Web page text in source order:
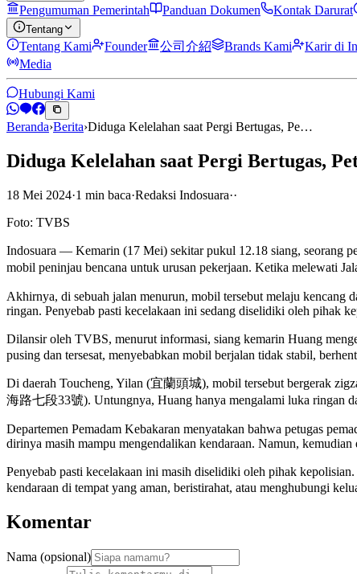
Pengumuman Pemerintah Panduan Dokumen Kontak Darurat
Tentang
Tentang Kami Founder 公司介紹 Brands Kami Karir di
Media
Hubungi Kami
Beranda›Berita›Diduga Kelelahan saat Pergi Bertugas, Pe…
Diduga Kelelahan saat Pergi Bertugas,
18 Mei 2024·1 min baca·Redaksi Indosuara··
Foto: TVBS
Indosuara — Kemarin (17 Mei) sekitar pukul 12.18 siang, seorang
mobil peninjau bencana untuk urusan pekerjaan. Ketika melewati
Akhirnya, di sebuah jalan menurun, mobil tersebut melaju kencang
ringan. Penyebab pasti kecelakaan ini sedang diselidiki oleh pihak
Dilansir oleh TVBS, menurut informasi, siang kemarin Huang
pusing dan tersesat, menyebabkan mobil berjalan tidak stabil,
Di daerah Toucheng, Yilan (宜蘭頭城), mobil tersebut bergerak
海路七段33號). Untungnya, Huang hanya mengalami luka ringan
Departemen Pemadam Kebakaran menyatakan bahwa petugas
dirinya masih mampu mengendalikan kendaraan. Namun,
Penyebab pasti kecelakaan ini masih diselidiki oleh pihak
kendaraan di tempat yang aman, beristirahat, atau menghubungi
Komentar
Nama (opsional)